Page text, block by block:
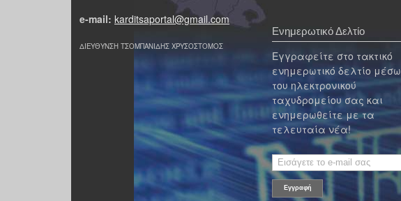
e-mail: karditsaportal@gmail.com
ΔΙΕΥΘΥΝΣΗ ΤΣΟΜΠΑΝΙΔΗΣ ΧΡΥΣΟΣΤΟΜΟΣ
Ενημερωτικό Δελτίο
Εγγραφείτε στο τακτικό
ενημερωτικό δελτίο μέσω
του ηλεκτρονικού
ταχυδρομείου σας και
ενημερωθείτε με τα
τελευταία νέα!